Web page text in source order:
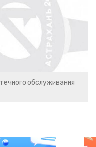
обслуживания